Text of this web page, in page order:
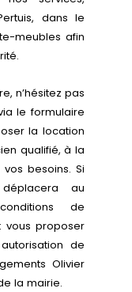
dans le
meubles afin
n’hésitez pas
le formulaire
la location
qualifié, à la
besoins. Si
au
de
vous proposer
de
Olivier
la mairie.